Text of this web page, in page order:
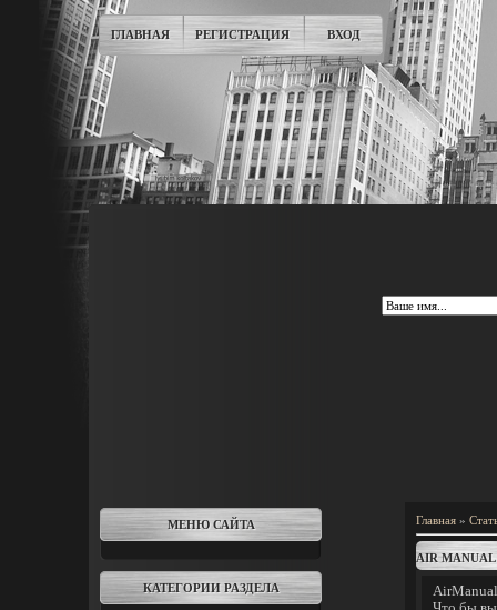
ГЛАВНАЯ РЕГИСТРАЦИЯ ВХОД
МЕНЮ САЙТА
КАТЕГОРИИ РАЗДЕЛА
Главная »
AIR MANUAL